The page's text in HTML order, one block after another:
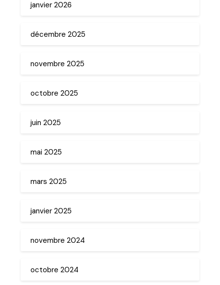
janvier 2026
décembre 2025
novembre 2025
octobre 2025
juin 2025
mai 2025
mars 2025
janvier 2025
novembre 2024
octobre 2024